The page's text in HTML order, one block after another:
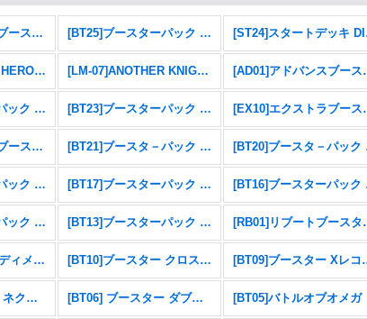
[EX12]エクストラブースター DIGITAL WORLD SHAMBALA [BT25]ブースターパック DUAL REVOLUTION
[PB-23]PREMIUM HEROINES SET ver.2 [LM-07]ANOTHER KNIGHT [AD01]アド
[BT24]ブースターパック TIME STRANGER [BT23]ブースターパック HACKERS' SLUMBER [EX10]エ
[EX09]エクストラブースター VERSUS MONSTERS [BT21]ブースタ－パック WORLD CONVERGENCE
[BT18]ブースターパック エレメントサクセサー [BT17]ブースターパック シークレットクライシス
[BT14]ブースターパック BLAST ACE [BT13]ブースターパック VSロイヤルナイツ [RB01]リ
[BT11]ブースター ディメンショナルフェイズ [BT10]ブースター クロスエンカウンター [BT09]
[BT07] ブースター ネクストアドベンチャー [BT06] ブースター ダブルダイヤモンド [BT05]バトルオブオメガ